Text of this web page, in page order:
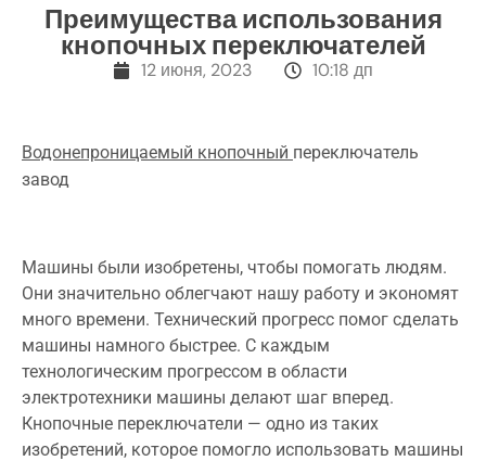
Преимущества использования
кнопочных переключателей
12 июня, 2023 10:18 дп
Водонепроницаемый кнопочный переключатель
завод
Машины были изобретены, чтобы помогать людям.
Они значительно облегчают нашу работу и экономят
много времени. Технический прогресс помог сделать
машины намного быстрее. С каждым
технологическим прогрессом в области
электротехники машины делают шаг вперед.
Кнопочные переключатели — одно из таких
изобретений, которое помогло использовать машины